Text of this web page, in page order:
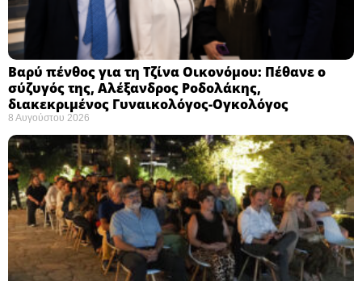
Βαρύ πένθος για τη Τζίνα Οικονόμου: Πέθανε ο
σύζυγός της, Αλέξανδρος Ροδολάκης,
διακεκριμένος Γυναικολόγος-Ογκολόγος
8 Αυγούστου 2026